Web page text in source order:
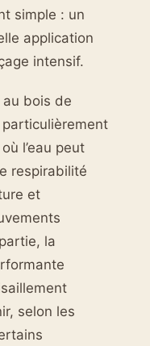
simple : un
application
intensif.
bois de
particulièrement
l’eau peut
respirabilité
et
la
selon les